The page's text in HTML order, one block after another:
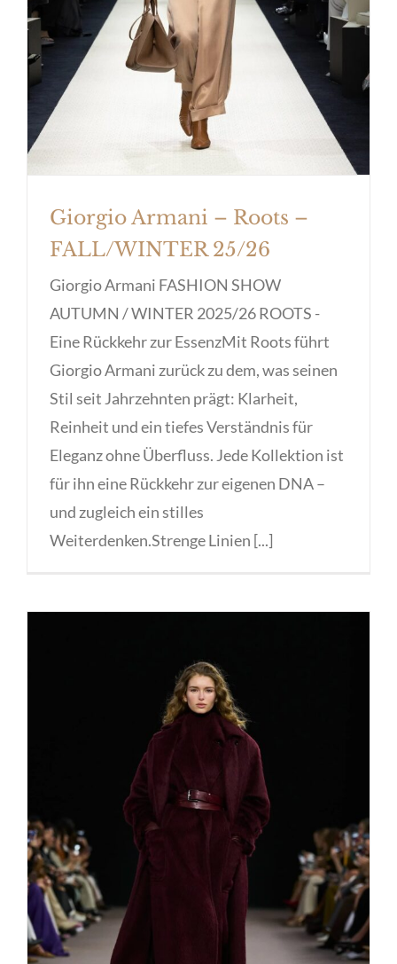
Giorgio Armani – Roots –
FALL/WINTER 25/26
Giorgio Armani FASHION SHOW
AUTUMN / WINTER 2025/26 ROOTS -
Eine Rückkehr zur EssenzMit Roots führt
Giorgio Armani zurück zu dem, was seinen
Stil seit Jahrzehnten prägt: Klarheit,
Reinheit und ein tiefes Verständnis für
Eleganz ohne Überfluss. Jede Kollektion ist
für ihn eine Rückkehr zur eigenen DNA –
und zugleich ein stilles
Weiterdenken.Strenge Linien [...]
Highlights Fashionweek Milano
fall/winter 25/26